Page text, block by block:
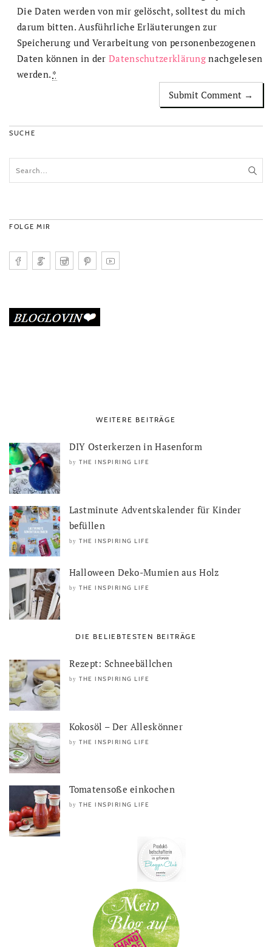
Die Daten werden von mir gelöscht, solltest du mich
darum bitten. Ausführliche Erläuterungen zur
Speicherung und Verarbeitung von personenbezogenen
Daten können in derDatenschutzerklärung nachgelesen
werden. *
SUCHE
FOLGE MIR
WEITERE BEITRÄGE
DIY Osterkerzen in Hasenform
by THE INSPIRING LIFE
Lastminute Adventskalender für Kinder
befüllen
by THE INSPIRING LIFE
Halloween Deko-Mumien aus Holz
by THE INSPIRING LIFE
DIE BELIEBTESTEN BEITRÄGE
Rezept: Schneebällchen
by THE INSPIRING LIFE
Kokosöl – Der Alleskönner
by THE INSPIRING LIFE
Tomatensoße einkochen
by THE INSPIRING LIFE